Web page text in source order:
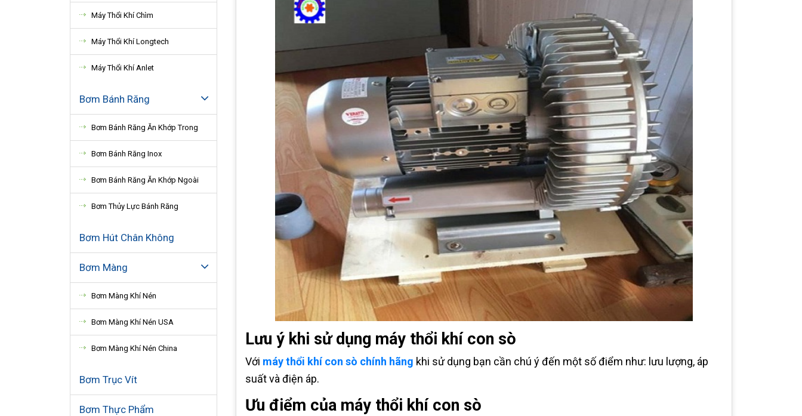
Máy Thổi Khí Chìm
Máy Thổi Khí Longtech
Máy Thổi Khí Anlet
Bơm Bánh Răng
Bơm Bánh Răng Ăn Khớp Trong
Bơm Bánh Răng Inox
Bơm Bánh Răng Ăn Khớp Ngoài
Bơm Thủy Lực Bánh Răng
Bơm Hút Chân Không
Bơm Màng
Bơm Màng Khí Nén
Bơm Màng Khí Nén USA
Bơm Màng Khí Nén China
Bơm Trục Vít
Bơm Thực Phẩm
Lưu ý khi sử dụng máy thổi khí con sò
Với máy thổi khí con sò chính hãng khi sử dụng bạn cần chú ý đến một số điểm như: lưu lượng, áp
suất và điện áp.
Ưu điểm của máy thổi khí con sò